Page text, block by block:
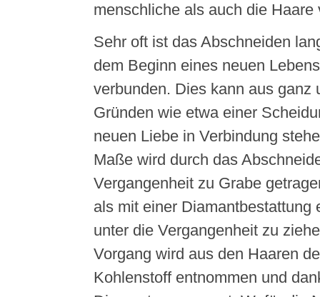
menschliche als auch die Haare
Sehr oft ist das Abschneiden
dem Beginn eines neuen
verbunden. Dies kann aus ganz
Gründen wie etwa einer
neuen Liebe in Verbindung
Maße wird durch das
Vergangenheit zu Grabe
als mit einer Diamantbestattung
unter die Vergangenheit zu
Vorgang wird aus den Haaren
Kohlenstoff entnommen und